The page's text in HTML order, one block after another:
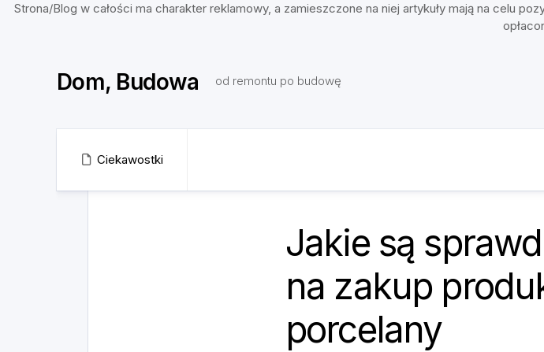
Strona/Blog w całości ma charakter reklamowy, a zamieszczone na niej artykuły mają na celu
Dom, Budowa od remontu po budowę
Ciekawostki
Jakie są
na zakup
porcelany